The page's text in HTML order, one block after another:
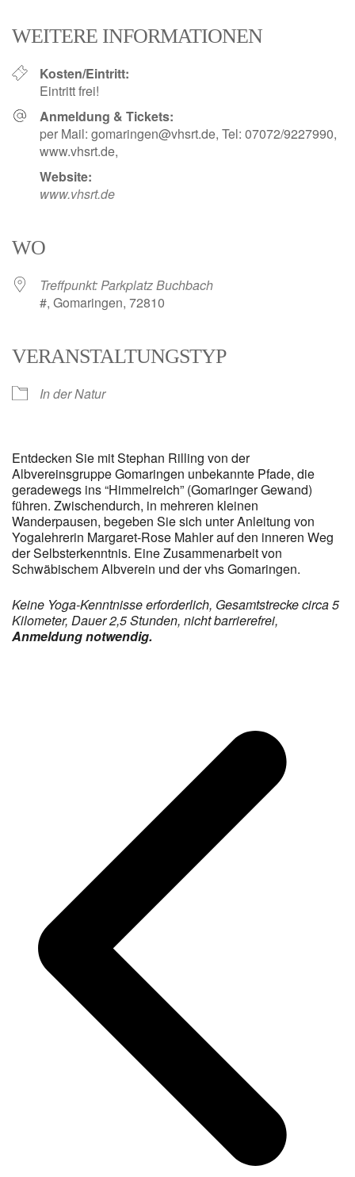
WEITERE INFORMATIONEN
Kosten/Eintritt:
Eintritt frei!
Anmeldung & Tickets:
per Mail: gomaringen@vhsrt.de, Tel: 07072/9227990,
www.vhsrt.de,
Website:
www.vhsrt.de
WO
Treffpunkt: Parkplatz Buchbach
#, Gomaringen, 72810
VERANSTALTUNGSTYP
In der Natur
Entdecken Sie mit Stephan Rilling von der
Albvereinsgruppe Gomaringen unbekannte Pfade, die
geradewegs ins “Himmelreich” (Gomaringer Gewand)
führen. Zwischendurch, in mehreren kleinen
Wanderpausen, begeben Sie sich unter Anleitung von
Yogalehrerin Margaret-Rose Mahler auf den inneren Weg
der Selbsterkenntnis. Eine Zusammenarbeit von
Schwäbischem Albverein und der vhs Gomaringen.
Keine Yoga-Kenntnisse erforderlich, Gesamtstrecke circa 5
Kilometer, Dauer 2,5 Stunden, nicht barrierefrei,
Anmeldung notwendig.